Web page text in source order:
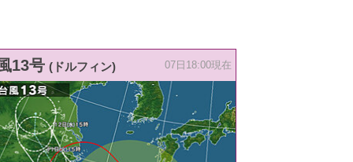
13号 (ドルフィン) 07日18:00現在